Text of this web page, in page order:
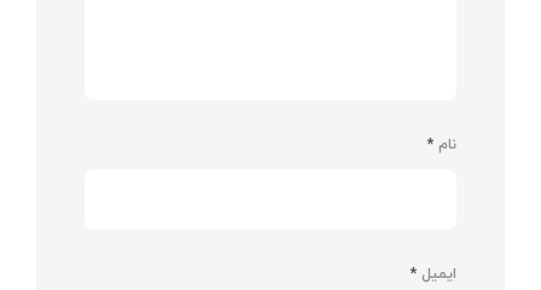
نام *
ایمیل *